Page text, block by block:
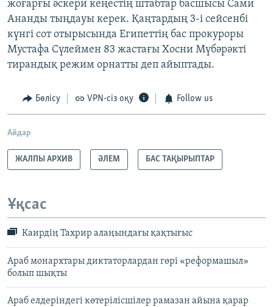
жоғарғы әскери кеңестің штабтар басшысы Сами
Ананды тыңдауы керек. Қаңтардың 3-і сейсенбі
күнгі сот отырысында Египеттің бас прокуроры
Мустафа Сүлеймен 83 жастағы Хосни Мүбәрәкті
тирандық режим орнатты деп айыптады.
Бөлісу VPN-сіз оқу Follow us
Айдар
ЖАЛПЫ АРХИВ ӘЛЕМ БАС ТАҚЫРЫПТАР
Ұқсас
Каирдің Тахрир алаңындағы қақтығыс
Араб монархтары диктаторлардан гөрі «реформашыл»
болып шықты
Араб елдеріндегі көтерілісшілер рамазан айына қарар